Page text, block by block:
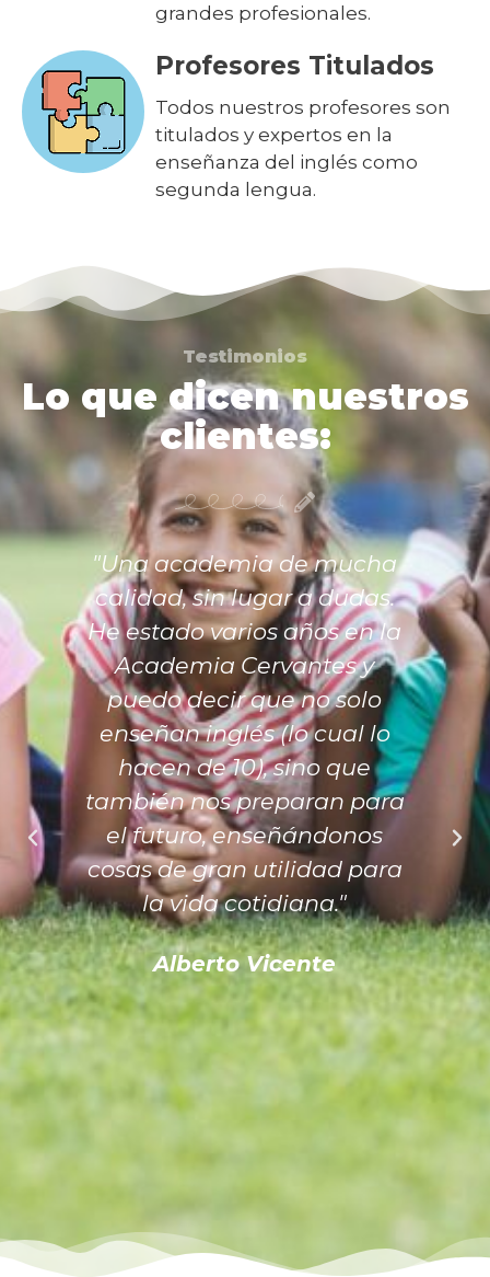
grandes profesionales.
Profesores Titulados
Todos nuestros profesores son
titulados y expertos en la
enseñanza del inglés como
segunda lengua.
Testimonios
Lo que dicen nuestros
clientes:
"Una academia de mucha
calidad, sin lugar a dudas.
He estado varios años en la
Academia Cervantes y
puedo decir que no solo
enseñan inglés (lo cual lo
hacen de 10), sino que
también nos preparan para
el futuro, enseñándonos
cosas de gran utilidad para
la vida cotidiana."
Alberto Vicente